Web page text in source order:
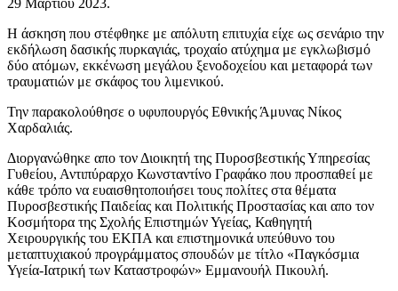
Η άσκηση που στέφθηκε με απόλυτη επιτυχία είχε ως σενάριο την
εκδήλωση δασικής πυρκαγιάς, τροχαίο ατύχημα με εγκλωβισμό
δύο ατόμων, εκκένωση μεγάλου ξενοδοχείου και μεταφορά των
τραυματιών με σκάφος του λιμενικού.
Την παρακολούθησε ο υφυπουργός Εθνικής Άμυνας Νίκος
Χαρδαλιάς.
Διοργανώθηκε απο τον Διοικητή της Πυροσβεστικής Υπηρεσίας
Γυθείου, Αντιπύραρχο Κωνσταντίνο Γραφάκο που προσπαθεί με
κάθε τρόπο να ευαισθητοποιήσει τους πολίτες στα θέματα
Πυροσβεστικής Παιδείας και Πολιτικής Προστασίας και απο τον
Κοσμήτορα της Σχολής Επιστημών Υγείας, Καθηγητή
Χειρουργικής του ΕΚΠΑ και επιστημονικά υπεύθυνο του
μεταπτυχιακού προγράμματος σπουδών με τίτλο «Παγκόσμια
Υγεία-Ιατρική των Καταστροφών» Εμμανουήλ Πικουλή.